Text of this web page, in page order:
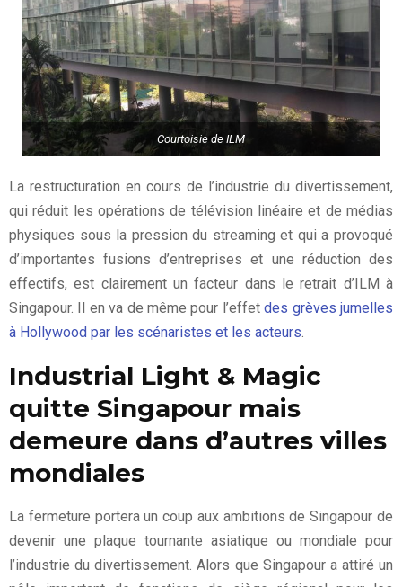
Courtoisie de ILM
La restructuration en cours de l’industrie du divertissement,
qui réduit les opérations de télévision linéaire et de médias
physiques sous la pression du streaming et qui a provoqué
d’importantes fusions d’entreprises et une réduction des
effectifs, est clairement un facteur dans le retrait d’ILM à
Singapour. Il en va de même pour l’effetdes grèves jumelles
à Hollywood par les scénaristes et les acteurs
Industrial Light & Magic
quitte Singapour mais
demeure dans d’autres villes
mondiales
La fermeture portera un coup aux ambitions de Singapour de
devenir une plaque tournante asiatique ou mondiale pour
l’industrie du divertissement. Alors que Singapour a attiré un